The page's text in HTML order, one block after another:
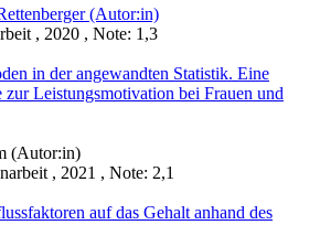
(Autor:in)
, 2020 , Note: 1,3
in der angewandten Statistik. Eine
zur Leistungsmotivation bei Frauen und
(Autor:in)
, 2021 , Note: 2,1
auf das Gehalt anhand des